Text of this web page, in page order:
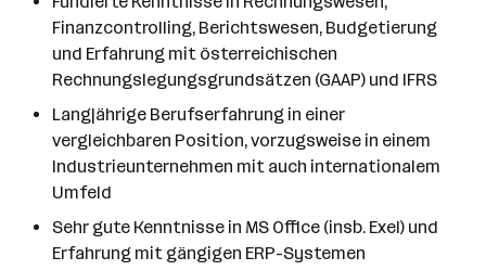
Finanzcontrolling, Berichtswesen, Budgetierung
und Erfahrung mit österreichischen
Rechnungslegungsgrundsätzen (GAAP) und IFRS
Langjährige Berufserfahrung in einer
vergleichbaren Position, vorzugsweise in einem
Industrieunternehmen mit auch internationalem
Umfeld
Sehr gute Kenntnisse in MS Office (insb. Exel) und
Erfahrung mit gängigen ERP-Systemen